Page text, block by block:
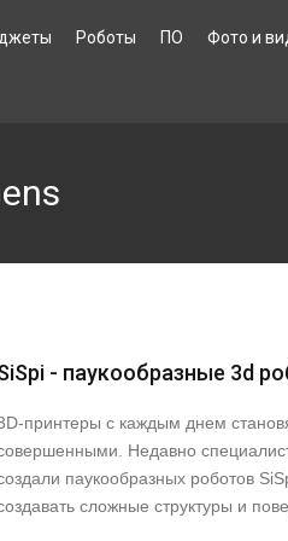
Роботы ПО Фото и
- паукообразные 3d
принтеры с каждым днем
Недавно
паукообразных роботов
сложные структуры и